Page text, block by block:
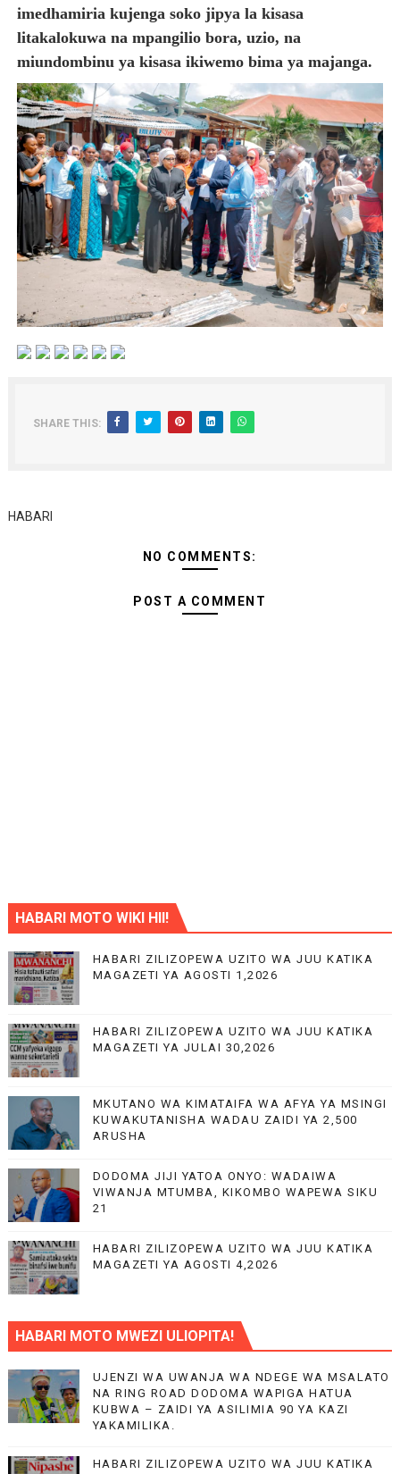
imedhamiria kujenga soko jipya la kisasa
litakalokuwa na mpangilio bora, uzio, na
miundombinu ya kisasa ikiwemo bima ya majanga.
SHARE THIS:
HABARI
NO COMMENTS:
POST A COMMENT
HABARI MOTO WIKI HII!
HABARI ZILIZOPEWA UZITO WA JUU KATIKA
MAGAZETI YA AGOSTI 1,2026
HABARI ZILIZOPEWA UZITO WA JUU KATIKA
MAGAZETI YA JULAI 30,2026
MKUTANO WA KIMATAIFA WA AFYA YA MSINGI
KUWAKUTANISHA WADAU ZAIDI YA 2,500
ARUSHA
DODOMA JIJI YATOA ONYO: WADAIWA
VIWANJA MTUMBA, KIKOMBO WAPEWA SIKU
21
HABARI ZILIZOPEWA UZITO WA JUU KATIKA
MAGAZETI YA AGOSTI 4,2026
HABARI MOTO MWEZI ULIOPITA!
UJENZI WA UWANJA WA NDEGE WA MSALATO
NA RING ROAD DODOMA WAPIGA HATUA
KUBWA – ZAIDI YA ASILIMIA 90 YA KAZI
YAKAMILIKA.
HABARI ZILIZOPEWA UZITO WA JUU KATIKA